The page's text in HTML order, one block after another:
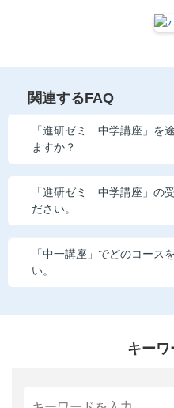
関連するFAQ
「進研ゼミ 中学講座」を
ますか？
「進研ゼミ 中学講座」の
ださい。
「中一講座」でどのコース
い。
キーワ